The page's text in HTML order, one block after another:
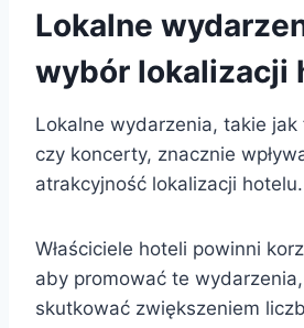
Lokalne
wybór lokalizacji
Lokalne wydarzenia, takie
czy koncerty, znacznie
atrakcyjność lokalizacji hotelu.
Właściciele hoteli powinni
aby promować te
skutkować zwiększeniem